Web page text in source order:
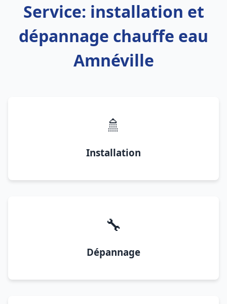
Service: installation et
dépannage chauffe eau
Amnéville
🚿
Installation
🔧
Dépannage